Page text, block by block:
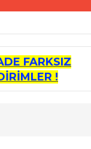
FARKSIZ
!